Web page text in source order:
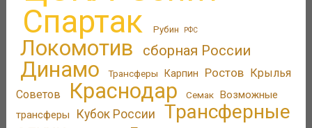
Спартак Рубин РФС
Локомотив сборная России
Динамо Трансферы Карпин Ростов Крылья
Советов
Краснодар Семак Возможные
трансферы
Кубок России
Трансферные